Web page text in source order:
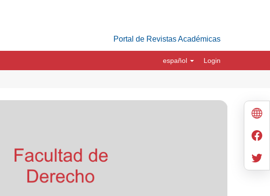
Portal de Revistas Académicas
español Login